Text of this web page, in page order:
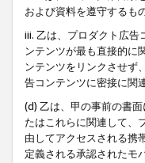
および資料を遵守するも
iii. 乙は、プロダクト広告
ンテンツが最も直接的に
ンテンツをリンクさせず
告コンテンツに密接に関
(d) 乙は、甲の事前の書
たはこれらに関連して、
由してアクセスされる携
定義される承認されたモ